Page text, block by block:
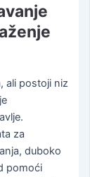
ali postoji niz
za
duboko
pomoći